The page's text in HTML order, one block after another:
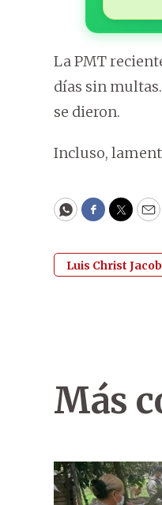
La PMT
días sin multas.
se dieron.
Incluso,
WhatsApp
Facebook
Luis Christ
Más